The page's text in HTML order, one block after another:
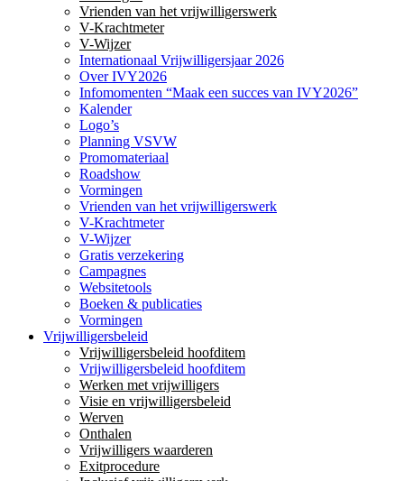
Vrienden van het vrijwilligerswerk
V-Krachtmeter
V-Wijzer
Internationaal Vrijwilligersjaar 2026
Over IVY2026
Infomomenten “Maak een succes van IVY2026”
Kalender
Logo’s
Planning VSVW
Promomateriaal
Roadshow
Vormingen
Vrienden van het vrijwilligerswerk
V-Krachtmeter
V-Wijzer
Gratis verzekering
Campagnes
Websitetools
Boeken & publicaties
Vormingen
Vrijwilligersbeleid
Vrijwilligersbeleid hoofditem
Vrijwilligersbeleid hoofditem
Werken met vrijwilligers
Visie en vrijwilligersbeleid
Werven
Onthalen
Vrijwilligers waarderen
Exitprocedure